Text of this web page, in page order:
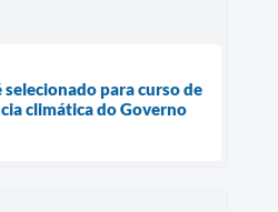
selecionado para curso de
climática do Governo